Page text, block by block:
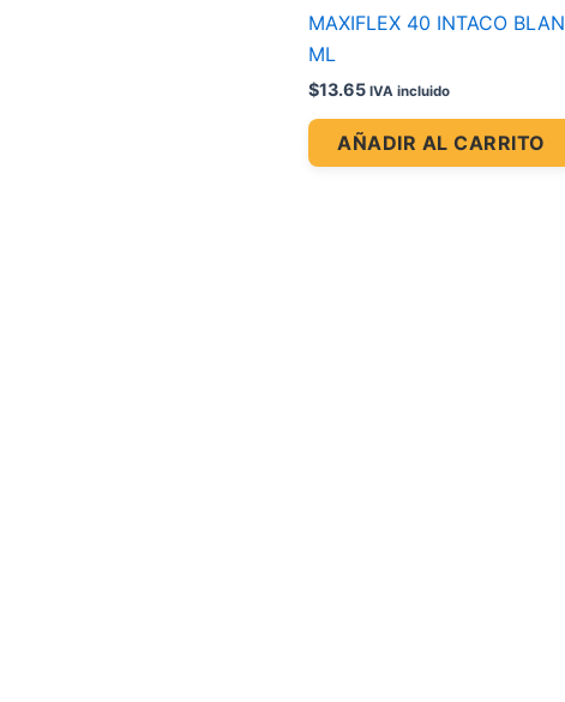
MAXIFLEX 40 INTACO
ML
$13.65 IVA incluido
AÑADIR AL CARRITO